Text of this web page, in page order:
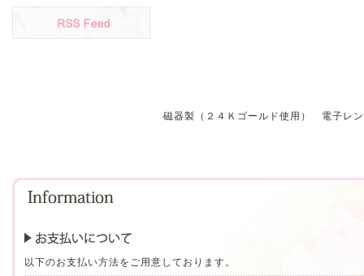
磁器製（２４Ｋゴールド使用） 電子レ
以下のお支払い方法をご用意しております。